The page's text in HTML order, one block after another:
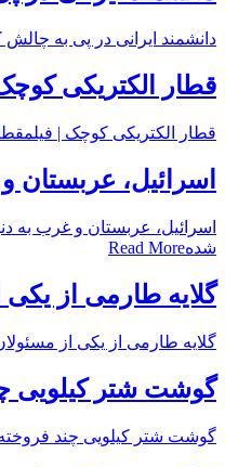
دانشمند ایرانی در پی به
قطار الکتریکی
قطار الکتریکی کوچک |
اسرائیل، عربستان
اسرائیل، عربستان و غرب به
شدهRead More
گلایه طارمی از یکی
گلایه طارمی از یکی از
گوشت شتر کیلویی
گوشت شتر کیلویی چند فروخته می شود؟+ جدولران شتر کیلویی 33 هزارو